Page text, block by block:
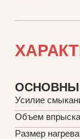
Усилие
Объем
Размер